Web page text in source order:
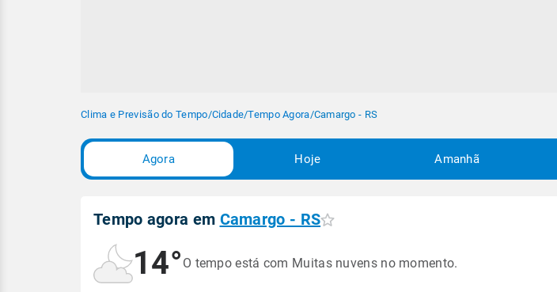
Clima e Previsão do Tempo/Cidade/Tempo Agora/Camargo - RS
Agora Hoje Amanhã
Tempo agora em Camargo - RS
14° O tempo está com Muitas nuvens no momento.